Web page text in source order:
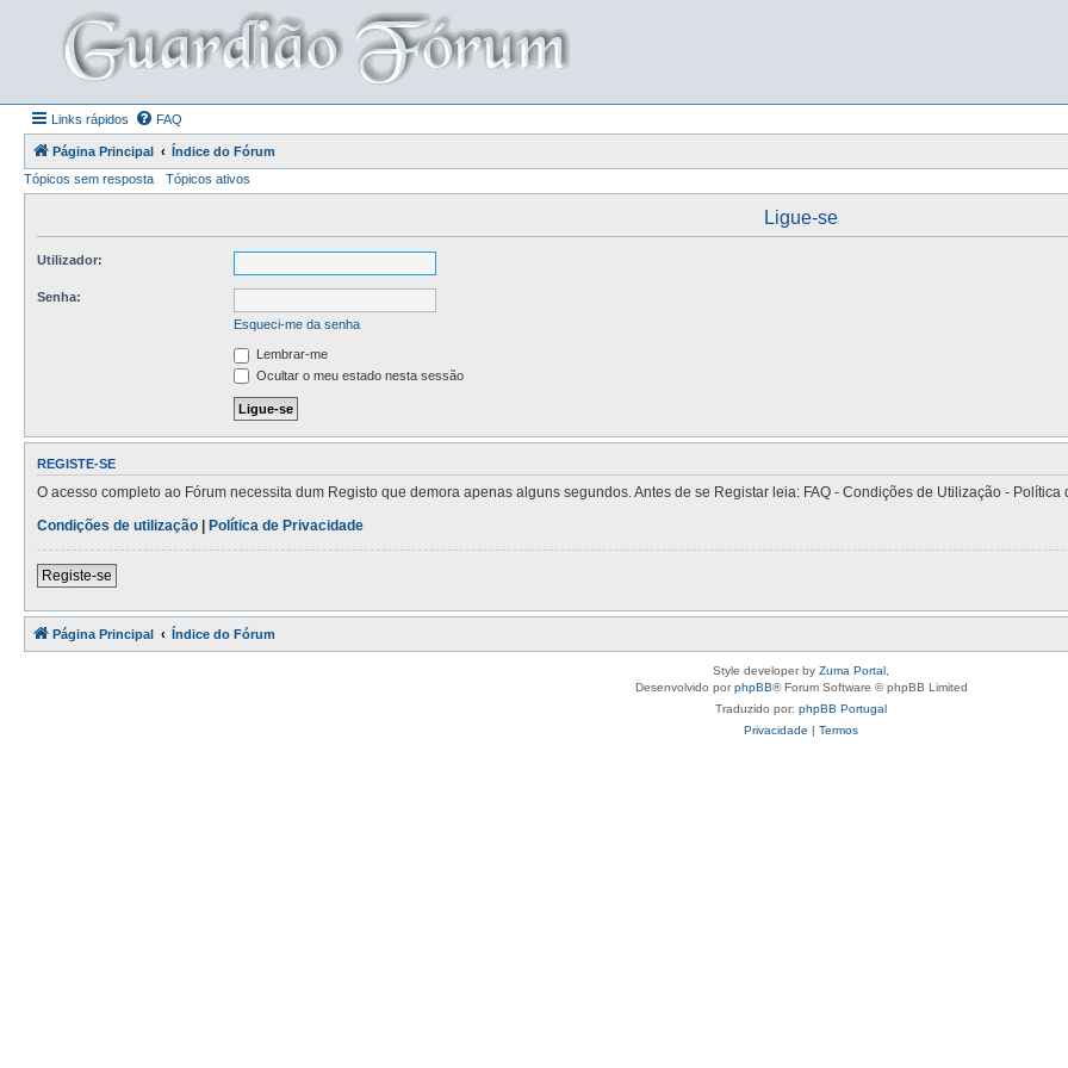
Links rápidos FAQ
Página Principal
Índice do Fórum
Tópicos sem resposta
Tópicos ativos
Ligue-se
Utilizador:
Senha:
Esqueci-me da senha
Lembrar-me
Ocultar o meu estado nesta sessão
REGISTE-SE
O acesso completo ao Fórum necessita dum Registo que demora apenas alguns segundos. Antes de se Registar leia: FAQ - Condições de Utilização -
Condições de utilização | Política de Privacidade
Registe-se
Página Principal Índice do Fórum
Style developer by Zuma Portal
Desenvolvido porphpBB® Forum Software © phpBB Limited
Traduzido por: phpBB Portugal
Privacidade | Termos